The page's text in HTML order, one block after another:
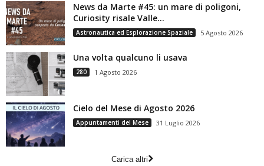
News da Marte #45: un mare di poligoni,
Curiosity risale Valle...
Astronautica ed Esplorazione Spaziale 5 Agosto 2026
Una volta qualcuno li usava
280 1 Agosto 2026
Cielo del Mese di Agosto 2026
Appuntamenti del Mese 31 Luglio 2026
Carica altri